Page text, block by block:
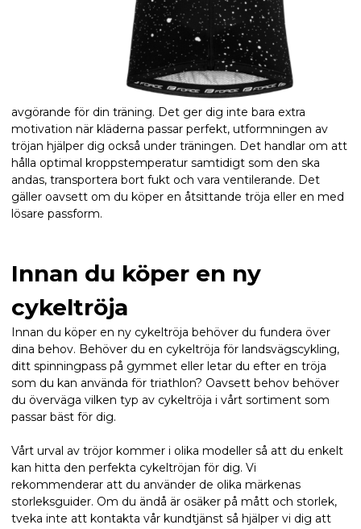
avgörande för din träning. Det ger dig inte bara extra
motivation när kläderna passar perfekt, utformningen av
tröjan hjälper dig också under träningen. Det handlar om att
hålla optimal kroppstemperatur samtidigt som den ska
andas, transportera bort fukt och vara ventilerande. Det
gäller oavsett om du köper en åtsittande tröja eller en med
lösare passform.
Innan du köper en ny
cykeltröja
Innan du köper en ny cykeltröja behöver du fundera över
dina behov. Behöver du en cykeltröja för landsvägscykling,
ditt spinningpass på gymmet eller letar du efter en tröja
som du kan använda för triathlon? Oavsett behov behöver
du överväga vilken typ av cykeltröja i vårt sortiment som
passar bäst för dig.
Vårt urval av tröjor kommer i olika modeller så att du enkelt
kan hitta den perfekta cykeltröjan för dig. Vi
rekommenderar att du använder de olika märkenas
storleksguider. Om du ändå är osäker på mått och storlek,
tveka inte att kontakta vår kundtjänst så hjälper vi dig att